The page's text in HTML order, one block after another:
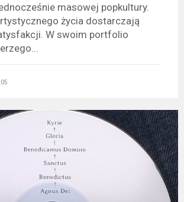
masowej popkultury.
życia dostarczają
W swoim portfolio